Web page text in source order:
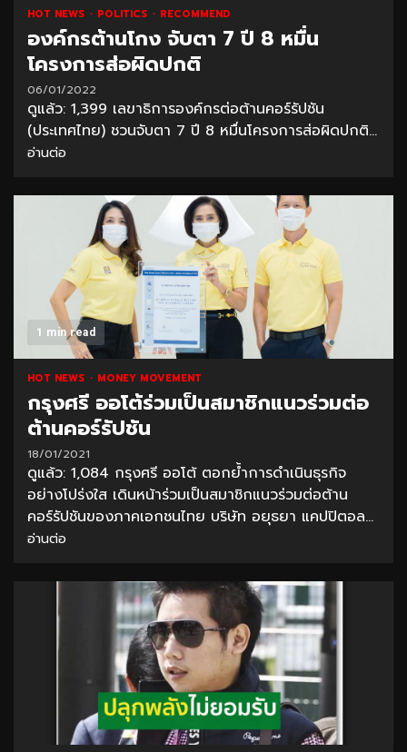
HOT NEWS POLITICS RECOMMEND
องค์กรต้านโกง จับตา 7 ปี 8 หมื่น
โครงการส่อผิดปกติ
06/01/2022
ดูแล้ว: 1,399 เลขาธิการองค์กรต่อต้านคอร์รัปชัน
(ประเทศไทย) ชวนจับตา 7 ปี 8 หมื่นโครงการส่อผิดปกติ...
อ่านต่อ
1 min read
HOT NEWS MONEY MOVEMENT
กรุงศรี ออโต้ร่วมเป็นสมาชิกแนวร่วมต่อ
ต้านคอร์รัปชัน
18/01/2021
ดูแล้ว: 1,084 กรุงศรี ออโต้ ตอกย้ำการดำเนินธุรกิจ
อย่างโปร่งใส เดินหน้าร่วมเป็นสมาชิกแนวร่วมต่อต้าน
คอร์รัปชันของภาคเอกชนไทย บริษัท อยุธยา แคปปิตอล...
อ่านต่อ